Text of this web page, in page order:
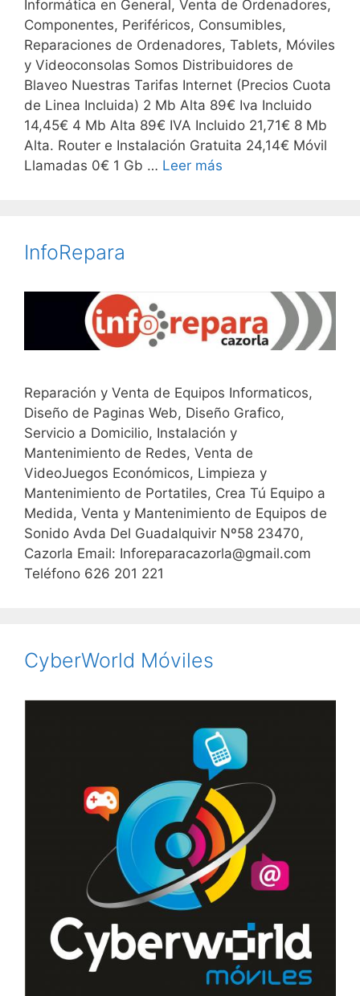
Informática en General, Venta de Ordenadores,
Componentes, Periféricos, Consumibles,
Reparaciones de Ordenadores, Tablets, Móviles
y Videoconsolas Somos Distribuidores de
Blaveo Nuestras Tarifas Internet (Precios Cuota
de Linea Incluida) 2 Mb Alta 89€ Iva Incluido
14,45€ 4 Mb Alta 89€ IVA Incluido 21,71€ 8 Mb
Alta. Router e Instalación Gratuita 24,14€ Móvil
Llamadas 0€ 1 Gb … Leer más
InfoRepara
Reparación y Venta de Equipos Informaticos,
Diseño de Paginas Web, Diseño Grafico,
Servicio a Domicilio, Instalación y
Mantenimiento de Redes, Venta de
VideoJuegos Económicos, Limpieza y
Mantenimiento de Portatiles, Crea Tú Equipo a
Medida, Venta y Mantenimiento de Equipos de
Sonido Avda Del Guadalquivir Nº58 23470,
Cazorla Email: Inforeparacazorla@gmail.com
Teléfono 626 201 221
CyberWorld Móviles